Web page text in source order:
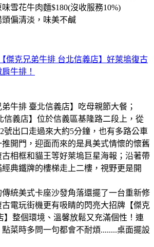
雪花牛肉麵$180(沒收服務10%)
偏清淡，味美不鹹
傑克兄弟牛排 台北信義店】好萊塢復古
牛排！
牛排 臺北信義店】吃母親節大餐；
信義店】位於信義區基隆路二段上，從
號出口走過來大約5分鐘，也有多路公車
開門，迎面而來的是具美式情懷的懷舊
相框和貓王等好萊塢巨星海報；沿著帶
典鐵牌的樓梯走上二樓，視野更是開
統美式卡座沙發角落還擺了一台重新修
電玩街機更有吸睛的閃亮大招牌【傑克
】整個環境、溫馨放鬆又充滿個性！連
菜時多問一句都會不耐煩........桌面擺設